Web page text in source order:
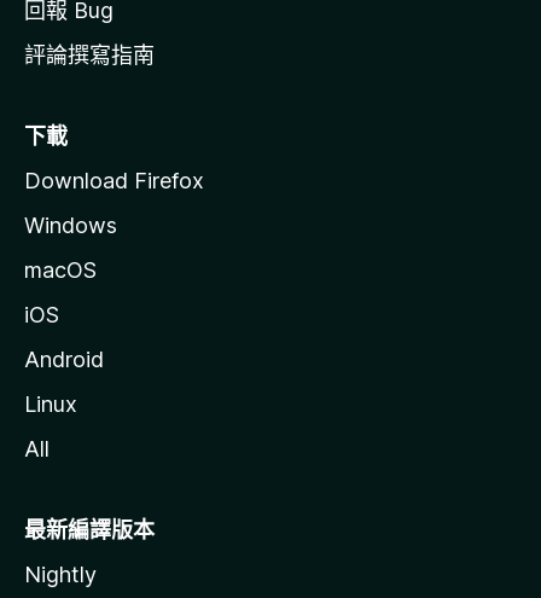
回報 Bug
評論撰寫指南
下載
Download Firefox
Windows
macOS
iOS
Android
Linux
All
最新編譯版本
Nightly